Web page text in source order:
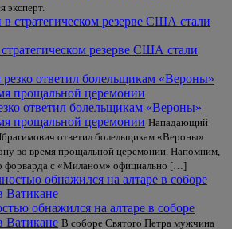
эксперт.
резерве США стали
ответил болельщикам «Вероны»
прощальной церемонии Нападающий
ответил болельщикам «Вероны»
во время прощальной церемонии. Напомним,
форварда с «Миланом» официально […]
обнажился на алтаре в соборе
Ватикане В соборе Святого Петра мужчина